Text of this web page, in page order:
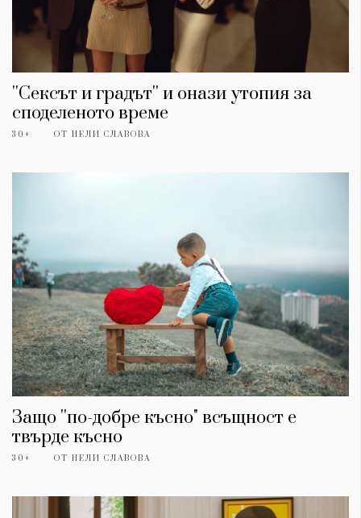
''Сексът и градът'' и онази утопия за
споделеното време
30+ ОТ НЕЛИ СЛАВОВА
Защо ''по-добре късно" всъщност е
твърде късно
30+ ОТ НЕЛИ СЛАВОВА